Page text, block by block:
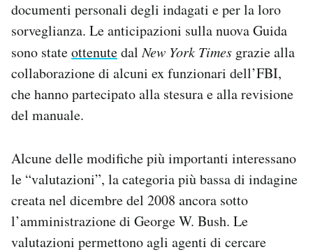
AREA PERSONALE
Newsletter
Notifiche mobile
Regala il Post
Hai bisogno di aiuto?
documenti personali degli indagati e per la loro
sorveglianza. Le anticipazioni sulla nuova Guida
sono stateottenutedalNew York Times grazie alla
collaborazione di alcuni ex funzionari dell’FBI,
che hanno partecipato alla stesura e alla revisione
del manuale.
Alcune delle modifiche più importanti interessano
le “valutazioni”, la categoria più bassa di indagine
creata nel dicembre del 2008 ancora sotto
l’amministrazione di George W. Bush. Le
valutazioni permettono agli agenti di cercare